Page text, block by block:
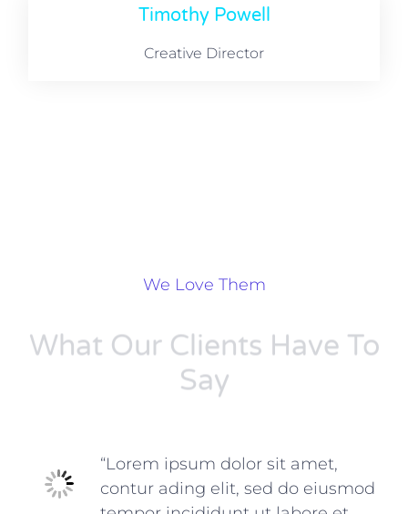
Timothy Powell
Creative Director
We Love Them
What Our Clients Have To
Say
amet, contur ading elit, sed
do eiusmod tempor